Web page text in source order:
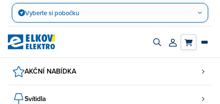
Přejít
obsah
Vyberte si pobočku
Zapnout/vypnout
Přihlásit/
AKČNÍ NABÍDKA
Svítidla